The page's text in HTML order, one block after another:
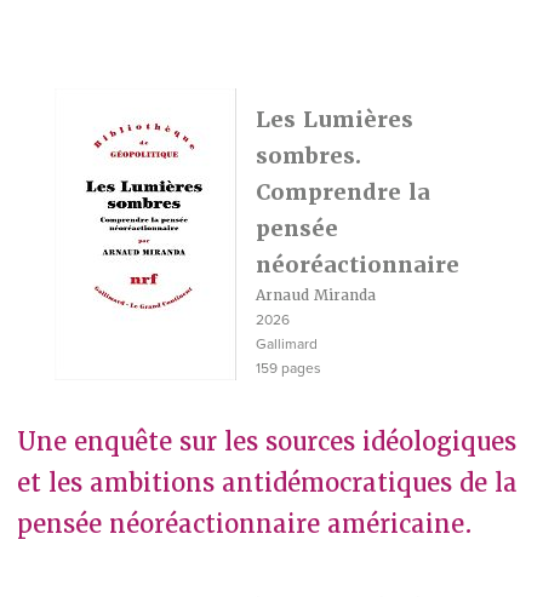
Les Lumières
sombres.
Comprendre la
pensée
néoréactionnaire
Arnaud Miranda
2026
Gallimard
159 pages
Une enquête sur les sources idéologiques
et les ambitions antidémocratiques de la
pensée néoréactionnaire américaine.